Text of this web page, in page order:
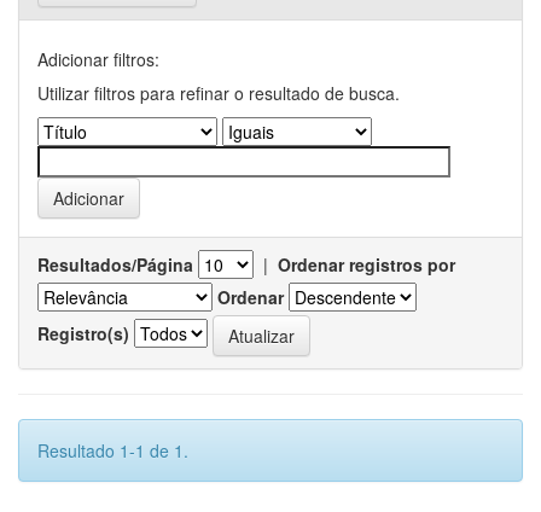
Adicionar filtros:
Utilizar filtros para refinar o resultado de busca.
Resultados/Página | Ordenar registros por
Ordenar
Registro(s)
Resultado 1-1 de 1.